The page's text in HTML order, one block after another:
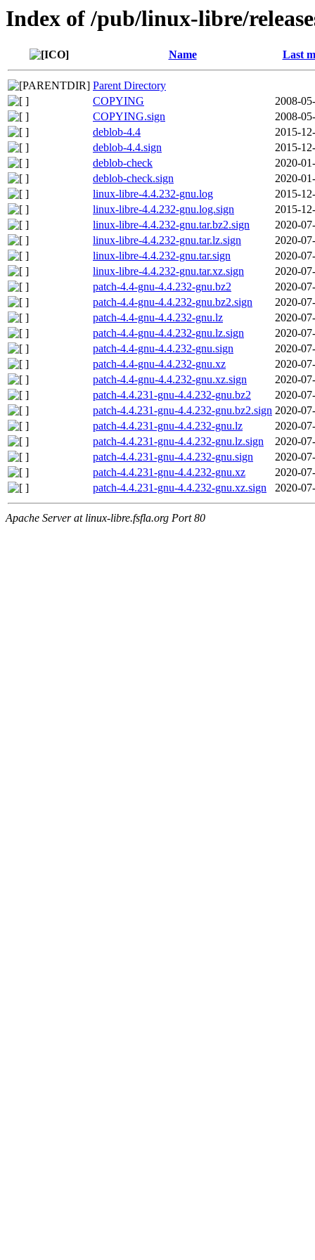
Index of /pub/linux-libre/
Name Last
Parent Directory
COPYING
2008-
COPYING.sign
2008-
deblob-4.4
2015-
deblob-4.4.sign
2015-
deblob-check
2020-
deblob-check.sign
2020-
linux-libre-4.4.232-gnu.log
2015-
linux-libre-4.4.232-gnu.log.sign
2015-
linux-libre-4.4.232-gnu.tar.bz2.sign
2020-
linux-libre-4.4.232-gnu.tar.lz.sign
2020-
linux-libre-4.4.232-gnu.tar.sign
2020-
linux-libre-4.4.232-gnu.tar.xz.sign
2020-
patch-4.4-gnu-4.4.232-gnu.bz2
2020-
patch-4.4-gnu-4.4.232-gnu.bz2.sign
2020-
patch-4.4-gnu-4.4.232-gnu.lz
2020-
patch-4.4-gnu-4.4.232-gnu.lz.sign
2020-
patch-4.4-gnu-4.4.232-gnu.sign
2020-
patch-4.4-gnu-4.4.232-gnu.xz
2020-
patch-4.4-gnu-4.4.232-gnu.xz.sign
2020-
patch-4.4.231-gnu-4.4.232-gnu.bz2
2020-
patch-4.4.231-gnu-4.4.232-gnu.bz2.sign 2020-
patch-4.4.231-gnu-4.4.232-gnu.lz
2020-
patch-4.4.231-gnu-4.4.232-gnu.lz.sign
2020-
patch-4.4.231-gnu-4.4.232-gnu.sign
2020-
patch-4.4.231-gnu-4.4.232-gnu.xz
2020-
patch-4.4.231-gnu-4.4.232-gnu.xz.sign
2020-
Apache Server at linux-libre.fsfla.org Port 80